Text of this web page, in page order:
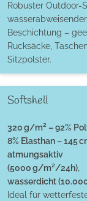
Robuster Outdoor-
wasserabweisender
Beschichtung –
Rucksäcke,
Sitzpolster.
Softshell
320 g/m² – 92%
8% Elasthan – 145
atmungsaktiv
(5000 g/m²/24h),
wasserdicht
Ideal für